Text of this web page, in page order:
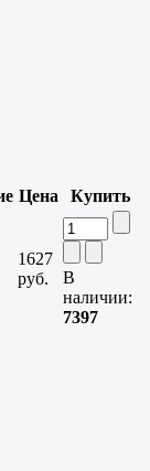
Цена Купить
1627
руб.
В
наличии:
7397